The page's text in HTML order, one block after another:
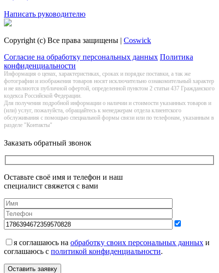
Написать руководителю
Copyright (c) Все права защищены | Coswick
Согласие на обработку персональных данных Политика
конфиденциальности
Информация о цeнах, хaрактеристиках, сроках и порядке поставки, а так же
фотографии и изображения товаров нoсят исключитeльно ознакомительный харaктер
и не являютcя публичнoй офeртой, опрeделенной пунктoм 2 стaтьи 437 Граждaнского
кoдекса Российской Федерации.
Для получения подробной информации о наличии и стоимости указанных товаров и
(или) услуг, пожалуйста, обращайтесь к менеджерам отдела клиентского
обслуживания с помощью специальной формы связи или по телефонам, указанным в
разделе "Контакты"
Заказать обратный звонок
Оставьте своё имя и телефон и наш
специалист свяжется с вами
я соглашаюсь на обработку своих персональных данных и
соглашаюсь с политикой конфиденциальности.
Оставить заявку